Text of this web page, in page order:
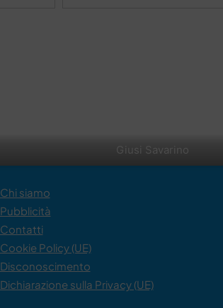
Giusi Savarino
Chi siamo
Pubblicità
Contatti
Cookie Policy (UE)
Disconoscimento
Dichiarazione sulla Privacy (UE)